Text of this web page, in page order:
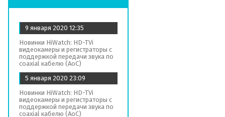
9 января 2020 12:35
Новинки HiWatch: HD-TVi
видеокамеры и регистраторы с
поддержкой передачи звука по
coaxial кабелю (AoC)
5 января 2020 23:09
Новинки HiWatch: HD-TVi
видеокамеры и регистраторы с
поддержкой передачи звука по
coaxial кабелю (AoC)